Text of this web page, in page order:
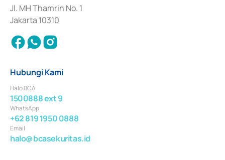
Jl. MH Thamrin No. 1
Jakarta 10310
Hubungi Kami
Halo BCA
1500888 ext 9
WhatsApp
+62 819 1950 0888
Email
halo@bcasekuritas.id